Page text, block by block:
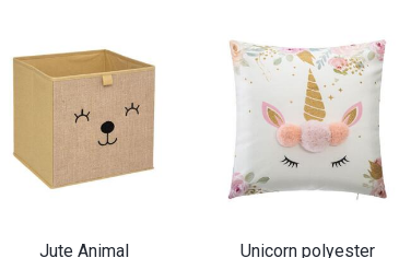
Jute Animal
Unicorn polyester